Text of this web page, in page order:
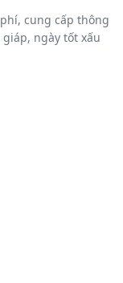
cung cấp thông
ngày tốt xấu